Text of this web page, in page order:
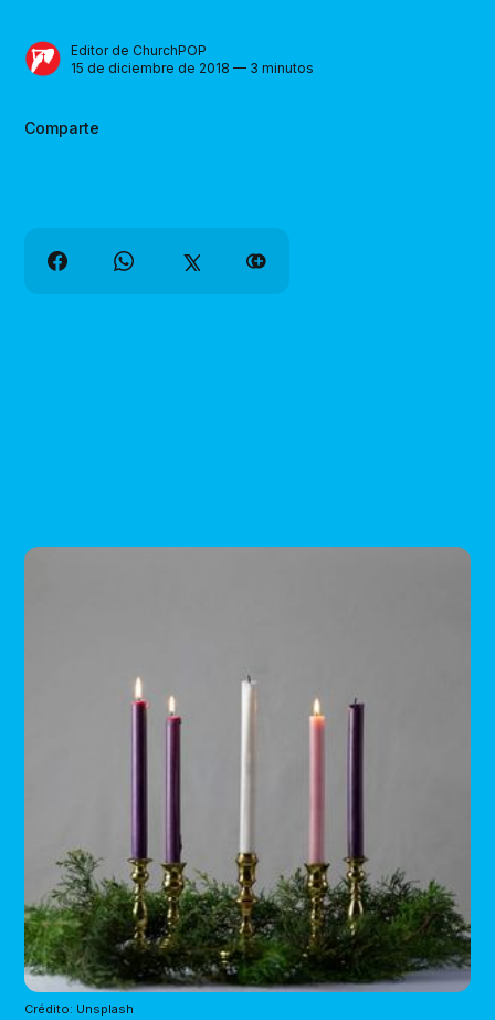
Editor de ChurchPOP
15 de diciembre de 2018 — 3 minutos
Comparte
Crédito: Unsplash